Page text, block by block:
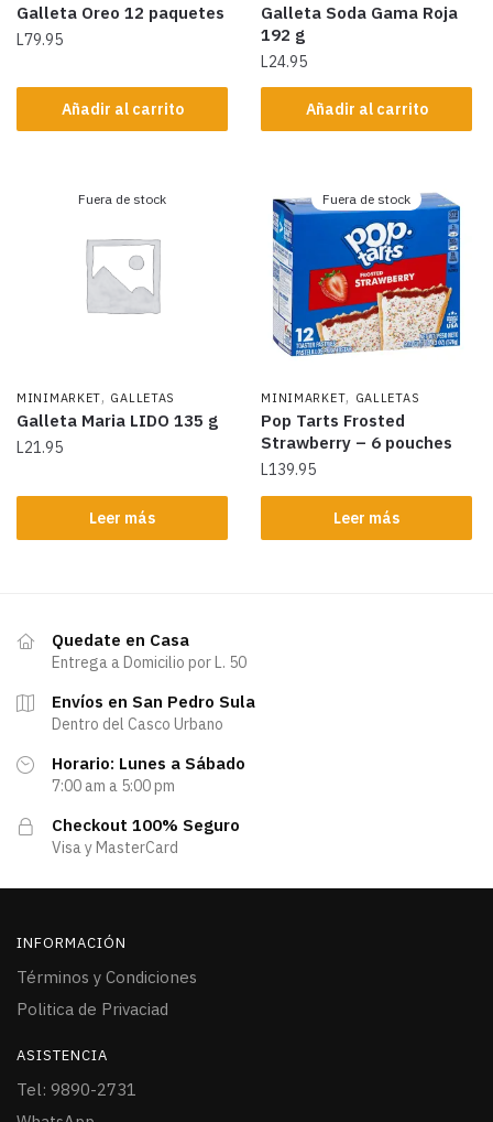
Galleta Oreo 12 paquetes
L79.95
Añadir al carrito
Galleta Soda Gama Roja
192 g
L24.95
Añadir al carrito
Fuera de stock
MINIMARKET, GALLETAS
Galleta Maria LIDO 135 g
L21.95
Leer más
Fuera de stock
MINIMARKET, GALLETAS
Pop Tarts Frosted
Strawberry – 6 pouches
L139.95
Leer más
Quedate en Casa
Entrega a Domicilio por L. 50
Envíos en San Pedro Sula
Dentro del Casco Urbano
Horario: Lunes a Sábado
7:00 am a 5:00 pm
Checkout 100% Seguro
Visa y MasterCard
INFORMACIÓN
Términos y Condiciones
Politica de Privaciad
ASISTENCIA
Tel: 9890-2731